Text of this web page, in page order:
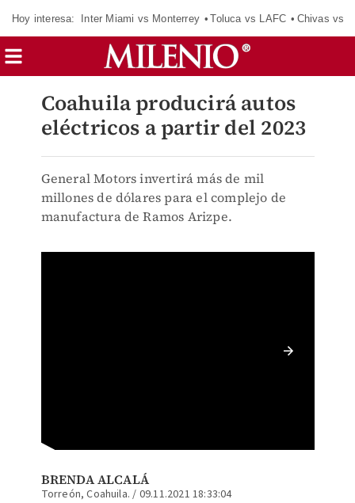
Hoy interesa: Inter Miami vs Monterrey Toluca vs LAFC Chivas vs
Coahuila producirá autos
eléctricos a partir del 2023
General Motors invertirá más de mil
millones de dólares para el complejo de
manufactura de Ramos Arizpe.
BRENDA ALCALÁ
Torreón, Coahuila. / 09.11.2021 18:33:04